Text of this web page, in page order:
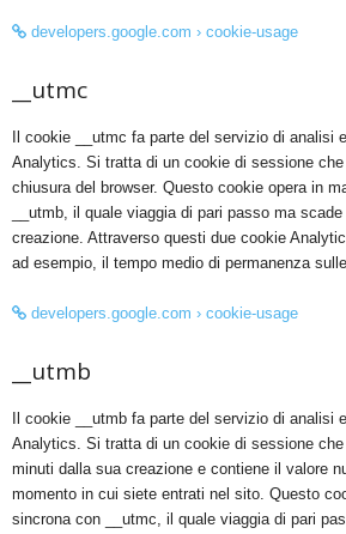
developers.google.com › cookie-usage
__utmc
Il cookie __utmc fa parte del servizio di analisi
Analytics. Si tratta di un cookie di sessione
chiusura del browser. Questo cookie opera in
__utmb, il quale viaggia di pari passo ma
creazione. Attraverso questi due cookie
ad esempio, il tempo medio di permanenza
developers.google.com › cookie-usage
__utmb
Il cookie __utmb fa parte del servizio di analisi
Analytics. Si tratta di un cookie di sessione
minuti dalla sua creazione e contiene il valore
momento in cui siete entrati nel sito. Questo
sincrona con __utmc, il quale viaggia di pari